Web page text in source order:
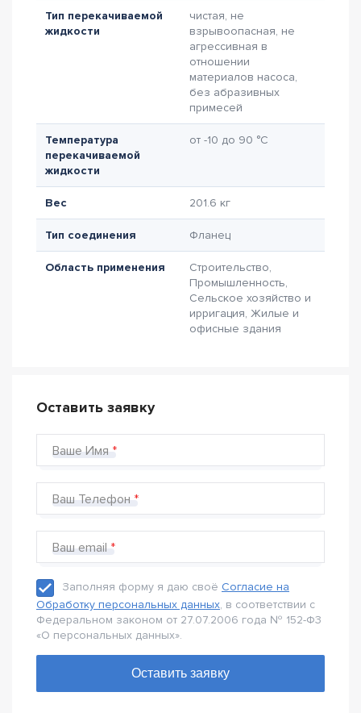
Тип перекачиваемой
жидкости
чистая, не
взрывоопасная, не
агрессивная в
отношении
материалов насоса,
без абразивных
примесей
Температура
перекачиваемой
жидкости
от -10 до 90 °C
Вес 201.6 кг
Тип соединения Фланец
Область применения
Строительство,
Промышленность,
Сельское хозяйство и
ирригация, Жилые и
офисные здания
Оставить заявку
Ваше Имя
Ваш Телефон
Ваш email
Заполняя форму я даю своё Согласие на
Обработку персональных данных, в соответствии с
Федеральном законом от 27.07.2006 года № 152-Ф3
«О персональных данных».